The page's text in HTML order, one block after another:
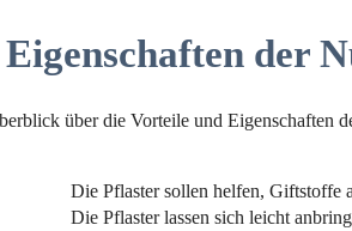
der
über die Vorteile und Eigenschaften
Die Pflaster sollen helfen, Giftstoffe
Die Pflaster lassen sich leicht